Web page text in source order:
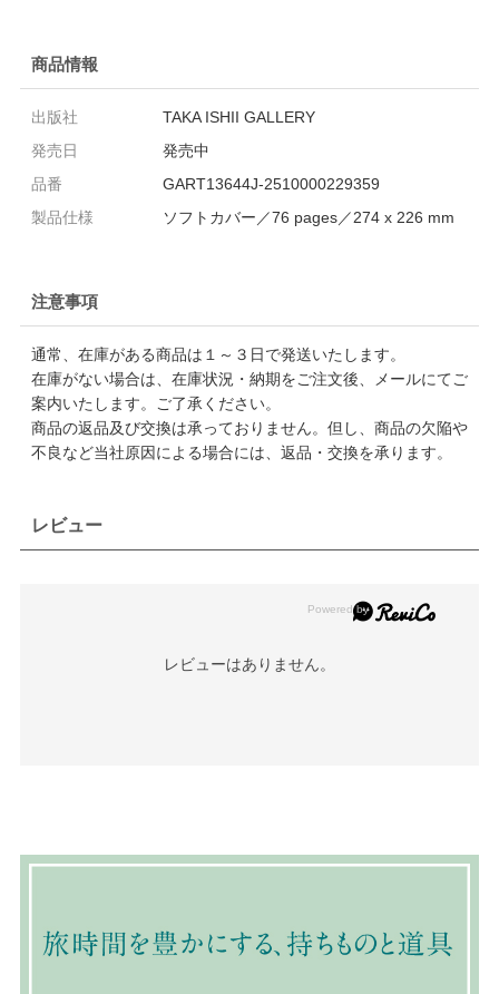
商品情報
出版社
TAKA ISHII GALLERY
発売日
発売中
品番
GART13644J-2510000229359
製品仕様
ソフトカバー／76 pages／274 x 226 mm
注意事項
通常、在庫がある商品は１～３日で発送いたします。
在庫がない場合は、在庫状況・納期をご注文後、メールにてご
案内いたします。ご了承ください。
商品の返品及び交換は承っておりません。但し、商品の欠陥や
不良など当社原因による場合には、返品・交換を承ります。
レビュー
レビューはありません。